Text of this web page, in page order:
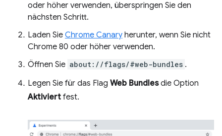
oder höher verwenden, überspringen Sie den
nächsten Schritt.
Laden Sie Chrome Canary herunter, wenn Sie nicht
Chrome 80 oder höher verwenden.
Öffnen Sie about://flags/#web-bundles .
Legen Sie für das Flag Web Bundlesdie Option
Aktiviert fest.